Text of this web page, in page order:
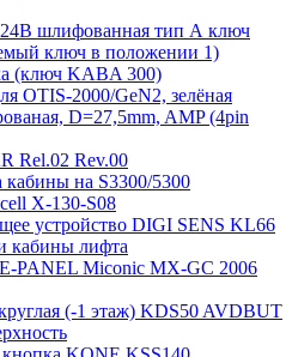
шлифованная тип А ключ
ключ в положении 1)
(ключ KABA 300)
OTIS-2000/GeN2, зелёная
D=27,5mm, AMP (4pin
Rel.02 Rev.00
кабины на S3300/5300
X-130-S08
устройство DIGI SENS KL66
кабины лифта
PANEL Miconic MX-GC 2006
(-1 этаж) KDS50 AVDBUT